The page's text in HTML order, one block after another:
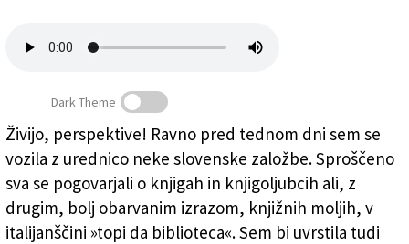
Uredništvo
Založnik
Zadruga PD
Dark Theme
Živijo, perspektive! Ravno pred tednom dni sem se
vozila z urednico neke slovenske založbe. Sproščeno
sva se pogovarjali o knjigah in knjigoljubcih ali, z
drugim, bolj obarvanim izrazom, knjižnih moljih, v
italijanščini »topi da biblioteca«. Sem bi uvrstila tudi